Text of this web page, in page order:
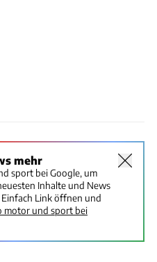
mehr
sport bei Google, um
Inhalte und News
Link öffnen und
motor und sport bei